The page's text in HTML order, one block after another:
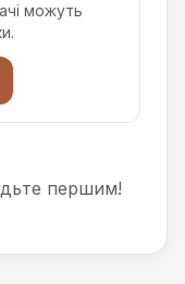
можуть
першим!